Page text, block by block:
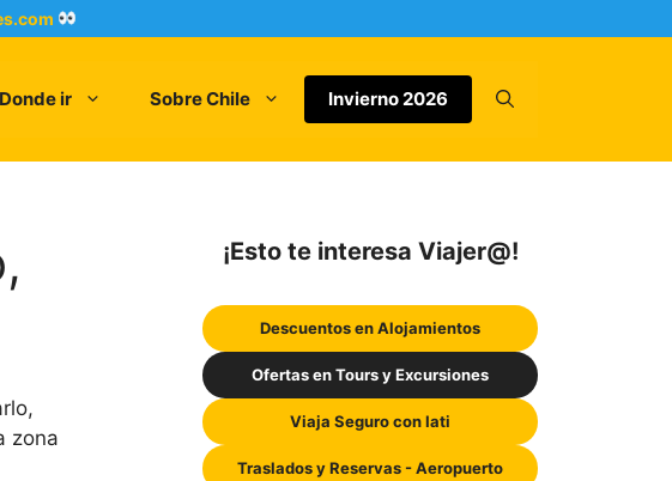
Donde ir Sobre Chile Invierno 2026
zona
¡Esto te interesa Viajer@!
Descuentos en Alojamientos
Ofertas en Tours y Excursiones
Viaja Seguro con Iati
Traslados y Reservas - Aeropuerto